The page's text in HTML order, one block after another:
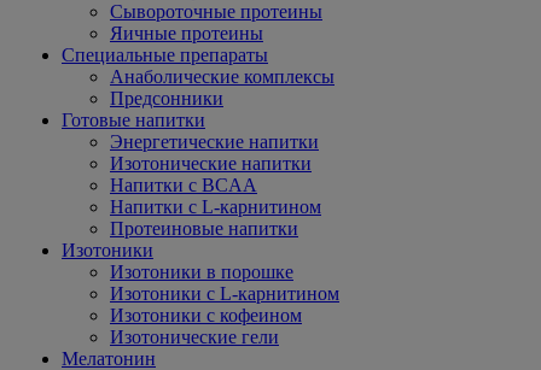
Сывороточные протеины
Яичные протеины
Специальные препараты
Анаболические комплексы
Предсонники
Готовые напитки
Энергетические напитки
Изотонические напитки
Напитки с BCAA
Напитки с L-карнитином
Протеиновые напитки
Изотоники
Изотоники в порошке
Изотоники с L-карнитином
Изотоники с кофеином
Изотонические гели
Мелатонин